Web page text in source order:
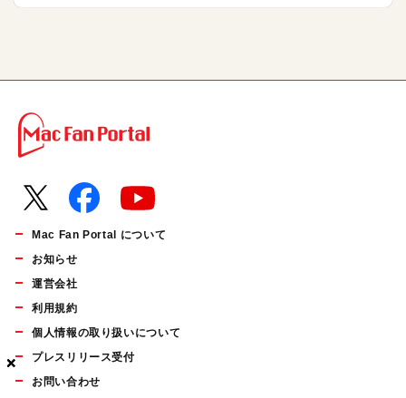
×
×
×
Mac Fan Portal について
お知らせ
運営会社
利用規約
個人情報の取り扱いについて
プレスリリース受付
お問い合わせ